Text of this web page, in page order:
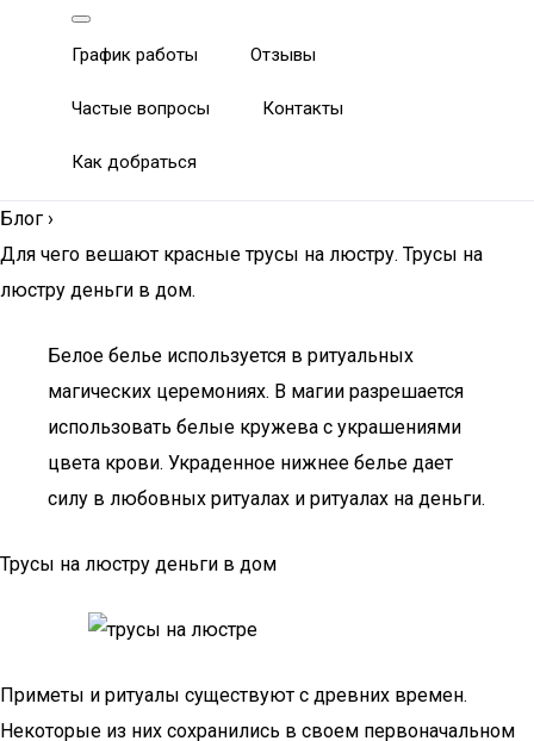
График работы Отзывы
Частые вопросы Контакты
Как добраться
Блог ›
Для чего вешают красные трусы на люстру. Трусы на
люстру деньги в дом.
Белое белье используется в ритуальных
магических церемониях. В магии разрешается
использовать белые кружева с украшениями
цвета крови. Украденное нижнее белье дает
силу в любовных ритуалах и ритуалах на деньги.
Трусы на люстру деньги в дом
Приметы и ритуалы существуют с древних времен.
Некоторые из них сохранились в своем первоначальном